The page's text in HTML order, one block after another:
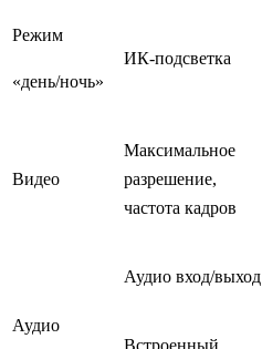
Режим
«день/ночь»
ИК-подсветка
Видео
Максимальное
разрешение,
частота кадров
Аудио
Аудио вход/выход